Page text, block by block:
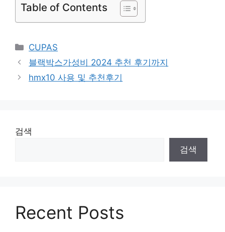
Table of Contents
Categories
CUPAS
블랙박스가성비 2024 추천 후기까지
hmx10 사용 및 추천후기
검색
검색
Recent Posts